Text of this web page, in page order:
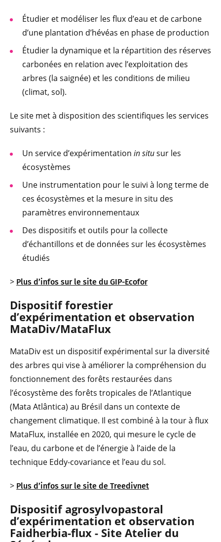
Étudier et modéliser les flux d’eau et de carbone
d’une plantation d’hévéas en phase de production
Étudier la dynamique et la répartition des réserves
carbonées en relation avec l’exploitation des
arbres (la saignée) et les conditions de milieu
(climat, sol).
Le site met à disposition des scientifiques les services
suivants :
Un service d’expérimentation in situsur les
écosystèmes
Une instrumentation pour le suivi à long terme de
ces écosystèmes et la mesure in situ des
paramètres environnementaux
Des dispositifs et outils pour la collecte
d’échantillons et de données sur les écosystèmes
étudiés
> Plus d’infos sur le site du GIP-Ecofor
Dispositif forestier
d’expérimentation et observation
MataDiv/MataFlux
MataDiv est un dispositif expérimental sur la diversité
des arbres qui vise à améliorer la compréhension du
fonctionnement des forêts restaurées dans
l’écosystème des forêts tropicales de l’Atlantique
(Mata Atlântica) au Brésil dans un contexte de
changement climatique. Il est combiné à la tour à flux
MataFlux, installée en 2020, qui mesure le cycle de
l’eau, du carbone et de l’énergie à l’aide de la
technique Eddy-covariance et l’eau du sol.
> Plus d’infos sur le site de Treedivnet
Dispositif agrosylvopastoral
d’expérimentation et observation
Faidherbia-flux - Site Atelier du